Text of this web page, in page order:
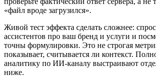
«файл вроде загрузился».
Живой тест эффекта сделать сложнее:
ассистентов про ваш бренд и услуги и
точны формулировки. Это не строгая
показывает, считывается ли контекст.
аналитику по ИИ-каналу выстраивают
ниже.